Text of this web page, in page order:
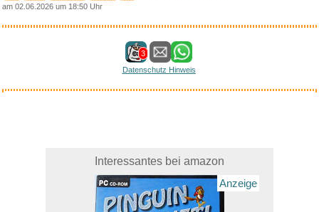
am 02.06.2026 um 18:50 Uhr
3
Datenschutz Hinweis
Interessantes bei amazon
Anzeige